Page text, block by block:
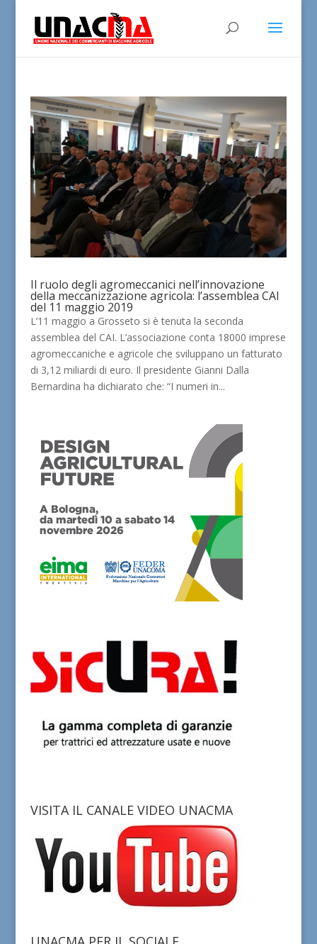
Il ruolo degli agromeccanici nell’innovazione
della meccanizzazione agricola: l’assemblea CAI
del 11 maggio 2019
L’11 maggio a Grosseto si è tenuta la seconda
assemblea del CAI. L’associazione conta 18000 imprese
agromeccaniche e agricole che sviluppano un fatturato
di 3,12 miliardi di euro. Il presidente Gianni Dalla
Bernardina ha dichiarato che: “I numeri in...
VISITA IL CANALE VIDEO UNACMA